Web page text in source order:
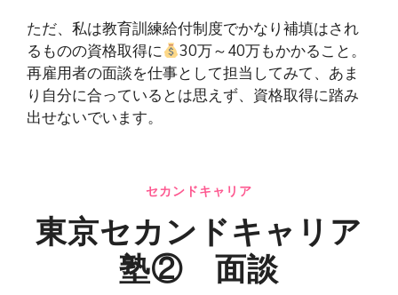
ただ、私は教育訓練給付制度でかなり補填はされ
るものの資格取得に
30万～40万もかかること。
再雇用者の面談を仕事として担当してみて、あま
り自分に合っているとは思えず、資格取得に踏み
出せないでいます。
セカンドキャリア
東京セカンドキャリア
塾② 面談